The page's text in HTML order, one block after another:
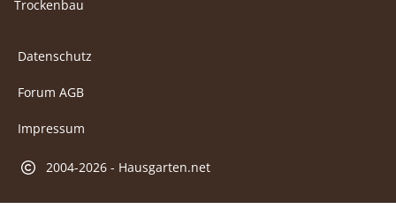
Trockenbau
Datenschutz
Forum AGB
Impressum
2004-2026 - Hausgarten.net